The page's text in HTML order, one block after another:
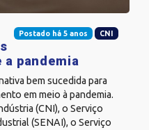
Postado há 5 anos CNI
pandemia
bem sucedida para
em meio à pandemia.
(CNI), o Serviço
(SENAI), o Serviço